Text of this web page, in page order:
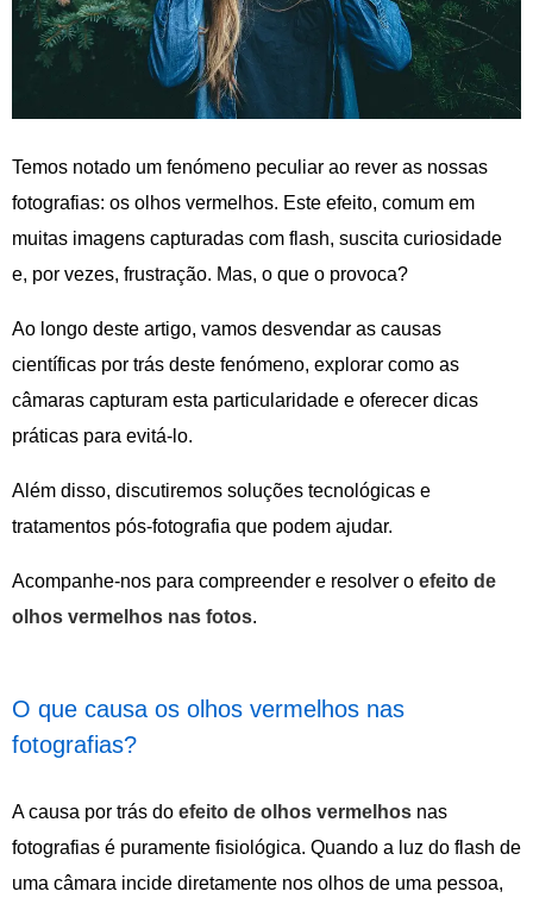
Temos notado um fenómeno peculiar ao rever as nossas
fotografias: os olhos vermelhos. Este efeito, comum em
muitas imagens capturadas com flash, suscita curiosidade
e, por vezes, frustração. Mas, o que o provoca?
Ao longo deste artigo, vamos desvendar as causas
científicas por trás deste fenómeno, explorar como as
câmaras capturam esta particularidade e oferecer dicas
práticas para evitá-lo.
Além disso, discutiremos soluções tecnológicas e
tratamentos pós-fotografia que podem ajudar.
Acompanhe-nos para compreender e resolver o efeito de
olhos vermelhos nas fotos.
O que causa os olhos vermelhos nas
fotografias?
A causa por trás do efeito de olhos vermelhos nas
fotografias é puramente fisiológica. Quando a luz do flash de
uma câmara incide diretamente nos olhos de uma pessoa,